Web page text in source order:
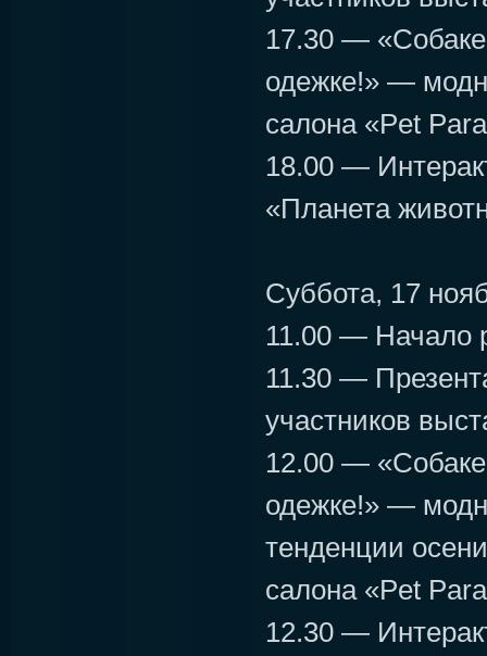
17.30 —
одежке!» —
салона «Pet
18.00 —
«Планета
Суббота, 17
11.00 — Начало
11.30 —
участников
12.00 —
одежке!» —
тенденции
салона «Pet
12.30 —